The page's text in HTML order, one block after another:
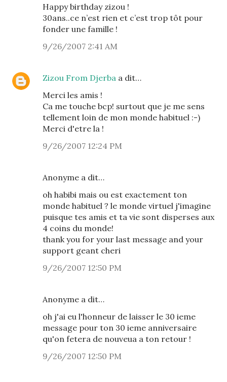
Happy birthday zizou !
30ans..ce n’est rien et c’est trop tôt pour
fonder une famille !
9/26/2007 2:41 AM
Zizou From Djerba a dit…
Merci les amis !
Ca me touche bcp! surtout que je me sens
tellement loin de mon monde habituel :-)
Merci d'etre la !
9/26/2007 12:24 PM
Anonyme a dit…
oh habibi mais ou est exactement ton
monde habituel ? le monde virtuel j'imagine
puisque tes amis et ta vie sont disperses aux
4 coins du monde!
thank you for your last message and your
support geant cheri
9/26/2007 12:50 PM
Anonyme a dit…
oh j'ai eu l'honneur de laisser le 30 ieme
message pour ton 30 ieme anniversaire
qu'on fetera de nouveua a ton retour !
9/26/2007 12:50 PM